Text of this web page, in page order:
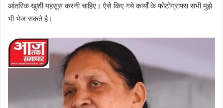
आंतरिक खुशी महसूस करनी चाहिए। ऐसे किए गये कार्यों के फोटोग्राफ्स सभी मुझे
भी भेज सकते है।